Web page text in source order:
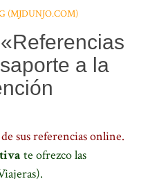
(MJDUNJO.COM)
a la
sus referencias online.
te ofrezco las